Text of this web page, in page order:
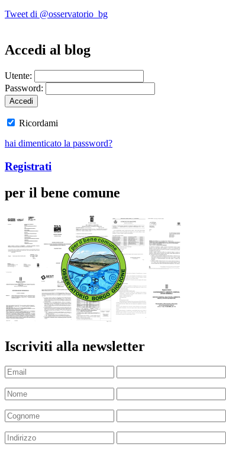
Tweet di @osservatorio_bg
Accedi al blog
Utente:
Password:
Ricordami
hai dimenticato la password?
Registrati
per il bene comune
Iscriviti alla newsletter